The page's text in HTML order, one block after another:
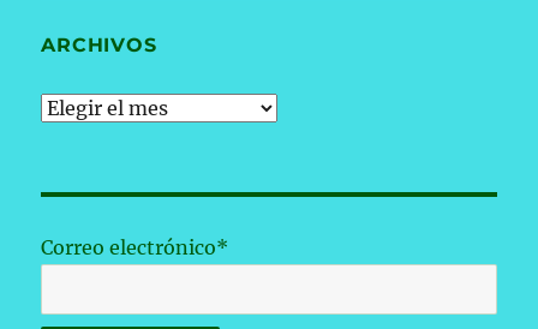
ARCHIVOS
Archivos
Correo electrónico*